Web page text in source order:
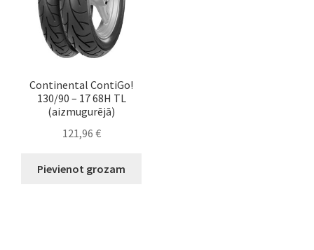
Continental ContiGo!
130/90 – 17 68H TL
(aizmugurējā)
121,96 €
Pievienot grozam